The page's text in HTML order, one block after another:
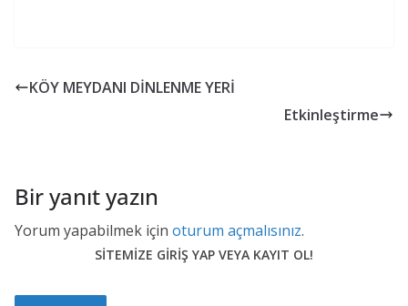
KÖY MEYDANI DİNLENME YERİ
Etkinleştirme
Bir yanıt yazın
Yorum yapabilmek için oturum açmalısınız.
SİTEMİZE GİRİŞ YAP VEYA KAYIT OL!